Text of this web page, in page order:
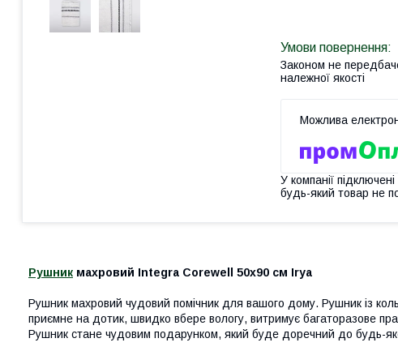
Законом не
належної якості
У компанії
будь-який товар не
Рушник махровий Integra Corewell 50х90 см Irya
Рушник махровий чудовий помічник для вашого дому. Рушник із
приємне на дотик, швидко вбере вологу, витримує багаторазове
Рушник стане чудовим подарунком, який буде доречний до будь-